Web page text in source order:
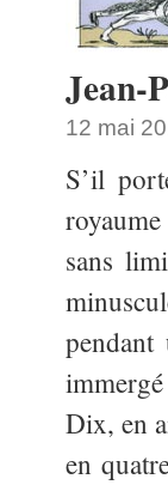
Jean-
12 mai
S’il
sans
Dix, en
en